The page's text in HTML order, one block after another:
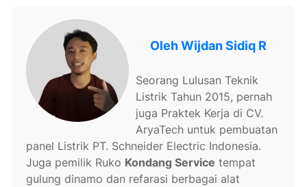
OlehWijdan Sidiq R
Seorang Lulusan Teknik
Listrik Tahun 2015, pernah
juga Praktek Kerja di CV.
AryaTech untuk pembuatan
panel Listrik PT. Schneider Electric Indonesia.
Juga pemilik Ruko Kondang Service tempat
gulung dinamo dan refarasi berbagai alat